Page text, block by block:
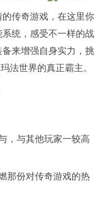
传奇游戏，在这里你
统，感受不一样的战
来增强自身实力，挑
法世界的真正霸主。
，与其他玩家一较高
那份对传奇游戏的热